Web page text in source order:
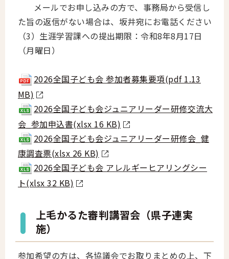
メールでお申し込みの方で、事務局から受信し
た旨の返信がない場合は、坂井宛にお電話ください
（3）生涯学習課への提出期限：令和8年8月17日
（月曜日）
2026全国子ども会 参加者募集要項(pdf 1.13
MB)
2026全国子ども会ジュニアリーダー研修交流大
会_参加申込書(xlsx 16 KB)
2026全国子ども会ジュニアリーダー研修会_健
康調査票(xlsx 26 KB)
2026全国子ども会 アレルギーヒアリングシー
ト(xlsx 32 KB)
上毛かるた審判講習会（県子連実
施）
参加希望の方は、各協議会でお取りまとめの上、下